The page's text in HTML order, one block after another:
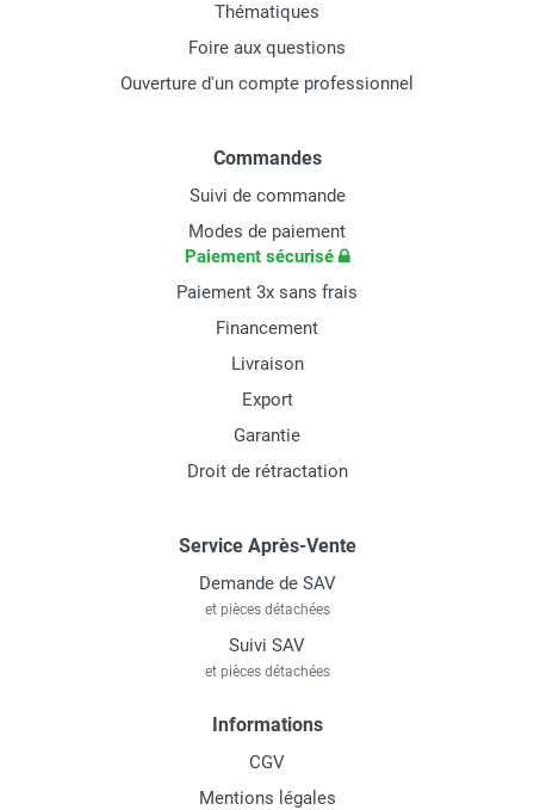
Thématiques
Foire aux questions
Ouverture d'un compte professionnel
Commandes
Suivi de commande
Modes de paiement
Paiement sécurisé
Paiement 3x sans frais
Financement
Livraison
Export
Garantie
Droit de rétractation
Service Après-Vente
Demande de SAV
et pièces détachées
Suivi SAV
et pièces détachées
Informations
CGV
Mentions légales